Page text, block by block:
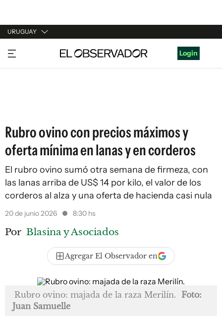
URUGUAY
URUGUAY
ARGENTINA
Login
Rubro ovino con precios máximos y
oferta mínima en lanas y en corderos
El rubro ovino sumó otra semana de firmeza, con
las lanas arriba de US$ 14 por kilo, el valor de los
corderos al alza y una oferta de hacienda casi nula
20 de junio 2026 8:30 hs
Por Blasina y Asociados
Agregar El Observador en
Rubro ovino: majada de la raza Merilín. Foto:
Juan Samuelle